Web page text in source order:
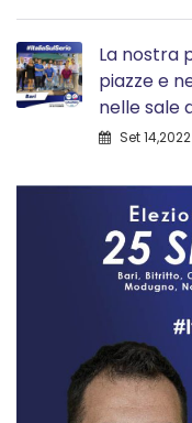
La nostra
piazze e
nelle sale
Set 14,2022